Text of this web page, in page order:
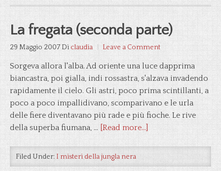
La fregata (seconda parte)
29 Maggio 2007Di claudia Leave a Comment
Sorgeva allora l'alba. Ad oriente una luce dapprima
biancastra, poi gialla, indi rossastra, s'alzava invadendo
rapidamente il cielo. Gli astri, poco prima scintillanti, a
poco a poco impallidivano, scomparivano e le urla
delle fiere diventavano più rade e più fioche. Le rive
della superba fiumana, … [Read more...]
Filed Under:I misteri della jungla nera